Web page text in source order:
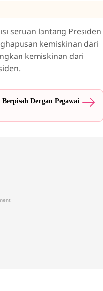
seruan lantang Presiden
kemiskinan dari
kemiskinan dari
Dengan Pegawai